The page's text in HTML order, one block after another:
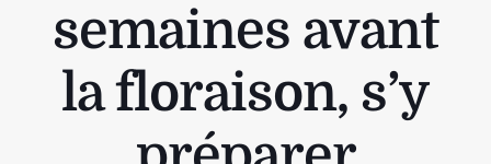
semaines avant
la floraison, s’y